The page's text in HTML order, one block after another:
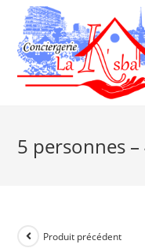
5 personnes –
Produit précédent